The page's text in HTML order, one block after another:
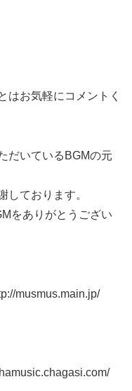
はお気軽にコメントく
だいているBGMの元
しております。
をありがとうござい
musmus.main.jp/